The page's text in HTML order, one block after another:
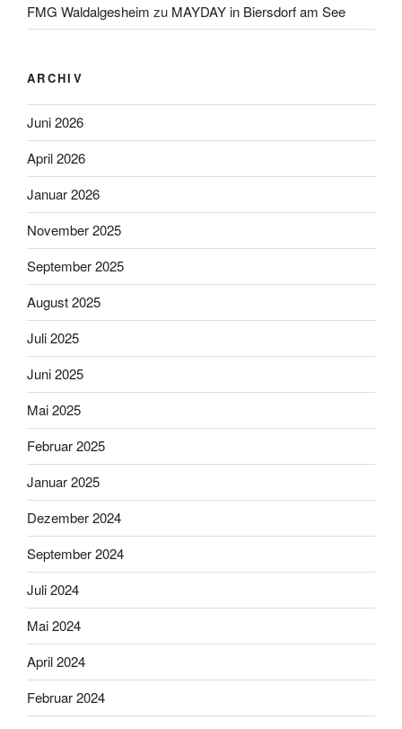
FMG Waldalgesheim zu MAYDAY in Biersdorf am See
ARCHIV
Juni 2026
April 2026
Januar 2026
November 2025
September 2025
August 2025
Juli 2025
Juni 2025
Mai 2025
Februar 2025
Januar 2025
Dezember 2024
September 2024
Juli 2024
Mai 2024
April 2024
Februar 2024